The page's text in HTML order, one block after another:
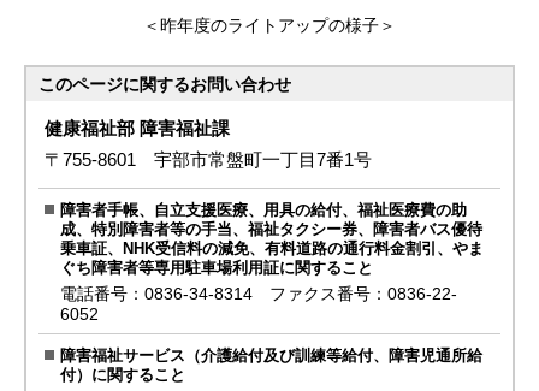
＜昨年度のライトアップの様子＞
このページに関するお問い合わせ
健康福祉部 障害福祉課
〒755-8601 宇部市常盤町一丁目7番1号
障害者手帳、自立支援医療、用具の給付、福祉医療費の助
成、特別障害者等の手当、福祉タクシー券、障害者バス優待
乗車証、NHK受信料の減免、有料道路の通行料金割引、やま
ぐち障害者等専用駐車場利用証に関すること
電話番号：0836-34-8314 ファクス番号：0836-22-
6052
障害福祉サービス（介護給付及び訓練等給付、障害児通所給
付）に関すること